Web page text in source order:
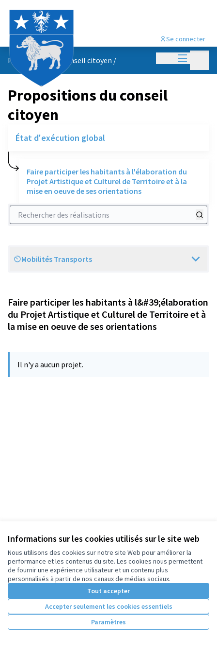
Informations sur les cookies utilisés sur le site web
Nous utilisons des cookies sur notre site Web pour améliorer la
performance et les contenus du site. Les cookies nous permettent
de fournir une expérience utilisateur et un contenu plus
personnalisés à partir de nos canaux de médias sociaux.
Tout accepter
Accepter seulement les cookies essentiels
Paramètres
Menu
Se connecter
Propositions du conseil citoyen /
Propositions du conseil
citoyen
État d'exécution global
Faire participer les habitants à l'élaboration du
Projet Artistique et Culturel de Territoire et à la
mise en oeuve de ses orientations
Rechercher des réalisations
Scope
Mobilités Transports
Faire participer les habitants à l&#39;élaboration
du Projet Artistique et Culturel de Territoire et à
la mise en oeuve de ses orientations
Il n'y a aucun projet.